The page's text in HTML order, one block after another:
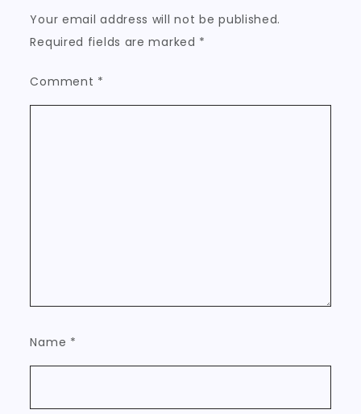
Your email address will not be published.
Required fields are marked *
Comment *
Name *